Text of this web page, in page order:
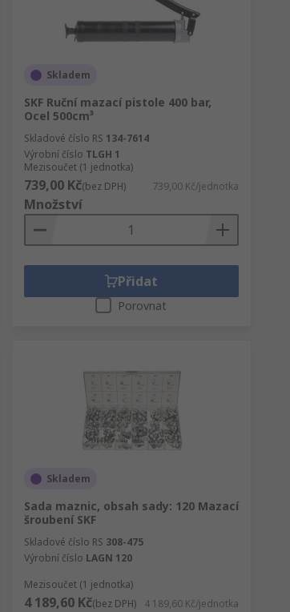
Skladem
SKF Ruční mazací pistole 400 bar,
Ocel 500cm³
Skladové číslo RS 134-7614
Výrobní číslo TLGH 1
Mezisoučet (1 jednotka)
739,00 Kč(bez DPH) 739,00 Kč/jednotka
Množství
Přidat
Porovnat
Skladem
Sada maznic, obsah sady: 120 Mazací
šroubení SKF
Skladové číslo RS 308-475
Výrobní číslo LAGN 120
Mezisoučet (1 jednotka)
4 189,60 Kč(bez DPH) 4 189,60 Kč/jednotka